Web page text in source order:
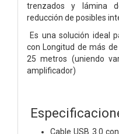
trenzados y lámina
reducción de posibles
Es una solución ideal
con Longitud de más
25 metros (uniendo
amplificador)
Cable USB 3.0